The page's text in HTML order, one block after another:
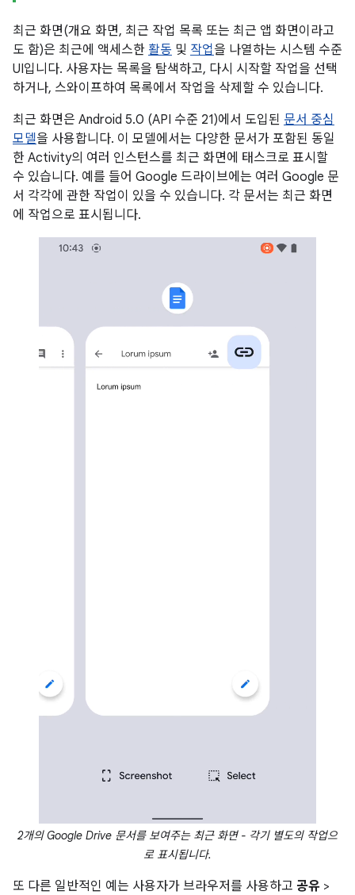
최근 화면(개요 화면, 최근 작업 목록 또는 최근 앱 화면이라고
도 함)은 최근에 액세스한 활동 및 작업을 나열하는 시스템 수준
UI입니다. 사용자는 목록을 탐색하고, 다시 시작할 작업을 선택
하거나, 스와이프하여 목록에서 작업을 삭제할 수 있습니다.
최근 화면은 Android 5.0 (API 수준 21)에서 도입된 문서 중심
모델을 사용합니다. 이 모델에서는 다양한 문서가 포함된 동일
한 Activity의 여러 인스턴스를 최근 화면에 태스크로 표시할
수 있습니다. 예를 들어 Google 드라이브에는 여러 Google 문
서 각각에 관한 작업이 있을 수 있습니다. 각 문서는 최근 화면
에 작업으로 표시됩니다.
2개의 Google Drive 문서를 보여주는 최근 화면 - 각기 별도의 작업으
로 표시됩니다.
또 다른 일반적인 예는 사용자가 브라우저를 사용하고 공유 >